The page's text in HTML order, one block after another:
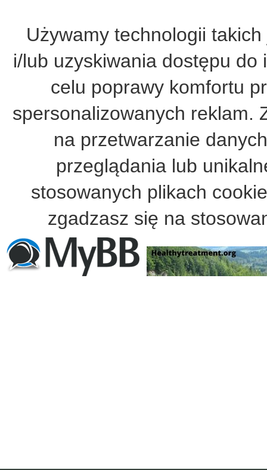
Używamy technologii
i/lub uzyskiwania dostępu
celu poprawy komfortu
spersonalizowanych reklam.
na przetwarzanie
przeglądania lub
stosowanych plikach
zgadzasz się na